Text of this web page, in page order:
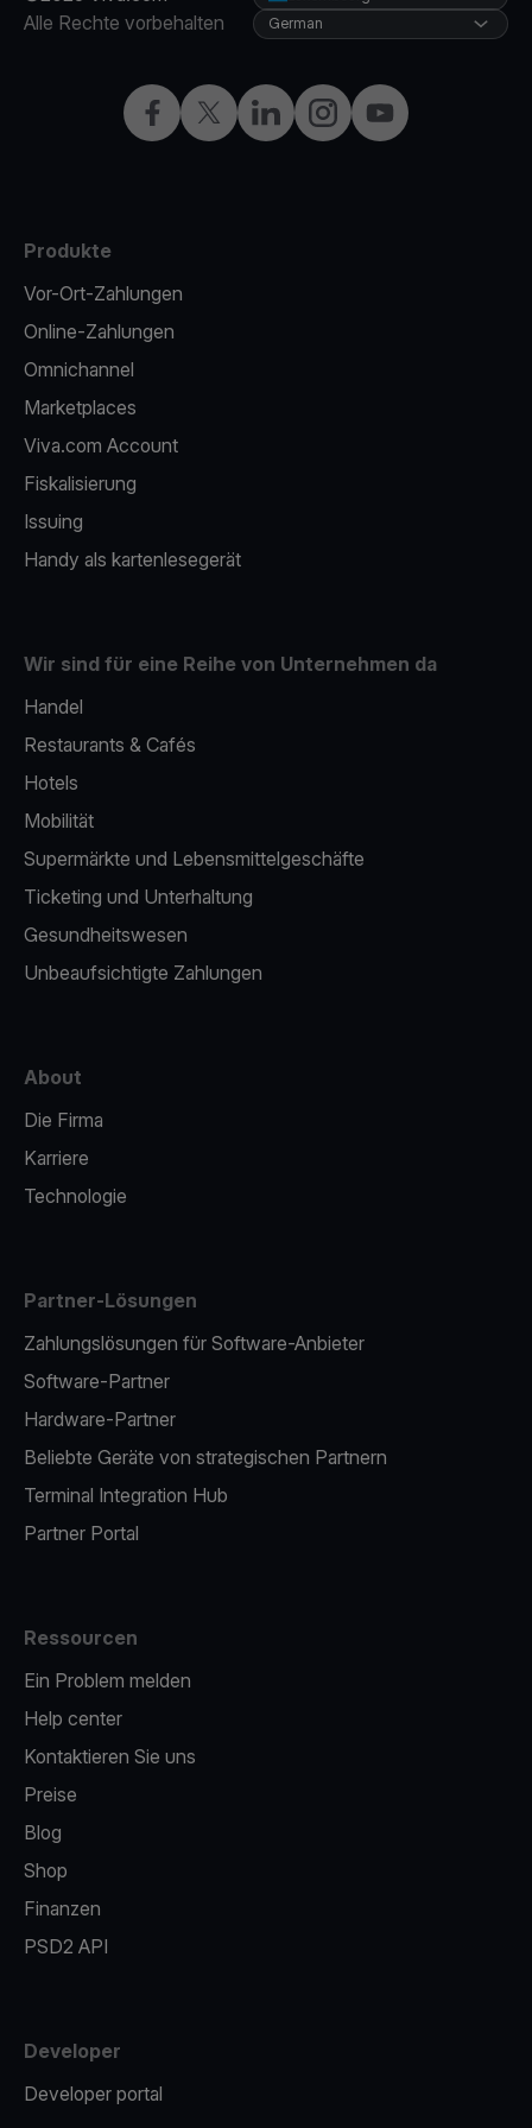
Alle Rechte vorbehalten
Facebook
X LinkedInInstagramYouTube
German
Produkte
Vor-Ort-Zahlungen
Online-Zahlungen
Omnichannel
Marketplaces
Viva.com Account
Fiskalisierung
Issuing
Handy als kartenlesegerät
Wir sind für eine Reihe von Unternehmen da
Handel
Restaurants & Cafés
Hotels
Mobilität
Supermärkte und Lebensmittelgeschäfte
Ticketing und Unterhaltung
Gesundheitswesen
Unbeaufsichtigte Zahlungen
About
Die Firma
Karriere
Technologie
Partner-Lösungen
Zahlungslösungen für Software-Anbieter
Software-Partner
Hardware-Partner
Beliebte Geräte von strategischen Partnern
Terminal Integration Hub
Partner Portal
Ressourcen
Ein Problem melden
Help center
Kontaktieren Sie uns
Preise
Blog
Shop
Finanzen
PSD2 API
Developer
Developer portal